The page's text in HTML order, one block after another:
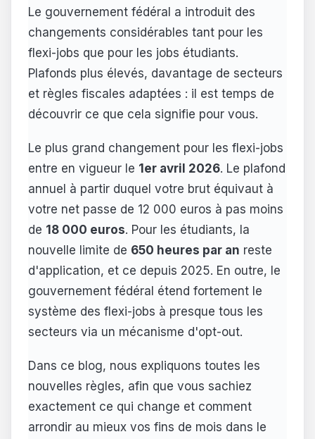
Le gouvernement fédéral a introduit des
changements considérables tant pour les
flexi-jobs que pour les jobs étudiants.
Plafonds plus élevés, davantage de secteurs
et règles fiscales adaptées : il est temps de
découvrir ce que cela signifie pour vous.
Le plus grand changement pour les flexi-jobs
entre en vigueur le 1er avril 2026. Le plafond
annuel à partir duquel votre brut équivaut à
votre net passe de 12 000 euros à pas moins
de 18 000 euros. Pour les étudiants, la
nouvelle limite de 650 heures par an reste
d'application, et ce depuis 2025. En outre, le
gouvernement fédéral étend fortement le
système des flexi-jobs à presque tous les
secteurs via un mécanisme d'opt-out.
Dans ce blog, nous expliquons toutes les
nouvelles règles, afin que vous sachiez
exactement ce qui change et comment
arrondir au mieux vos fins de mois dans le